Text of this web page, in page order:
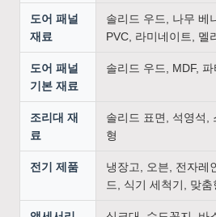
도어 패널
재료
솔리드 우드, 나무 베
PVC, 라미네이트, 멜
도어 패널
기본 재료
솔리드 우드, MDF,
조리대 재
료
솔리드 표면, 석영석,
형
전기 제품
냉장고, 오븐, 전자레
드, 식기 세척기, 맞춤